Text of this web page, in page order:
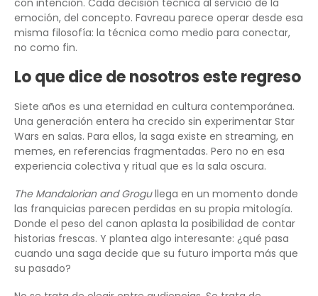
emoción, del concepto. Favreau parece operar desde esa
misma filosofía: la técnica como medio para conectar,
no como fin.
Lo que dice de nosotros este regreso
Siete años es una eternidad en cultura contemporánea.
Una generación entera ha crecido sin experimentar Star
Wars en salas. Para ellos, la saga existe en streaming, en
memes, en referencias fragmentadas. Pero no en esa
experiencia colectiva y ritual que es la sala oscura.
The Mandalorian and Grogullega en un momento donde
las franquicias parecen perdidas en su propia mitología.
Donde el peso del canon aplasta la posibilidad de contar
historias frescas. Y plantea algo interesante: ¿qué pasa
cuando una saga decide que su futuro importa más que
su pasado?